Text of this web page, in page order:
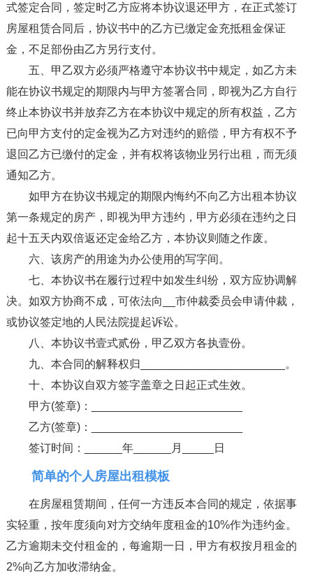
式签定合同，签定时乙方应将本协议退还甲方，在正式签订
房屋租赁合同后，协议书中的乙方已缴定金充抵租金保证
金，不足部份由乙方另行支付。
五、甲乙双方必须严格遵守本协议书中规定，如乙方未
能在协议书规定的期限内与甲方签署合同，即视为乙方自行
终止本协议书并放弃乙方在本协议中规定的所有权益，乙方
已向甲方支付的定金视为乙方对违约的赔偿，甲方有权不予
退回乙方已缴付的定金，并有权将该物业另行出租，而无须
通知乙方。
如甲方在协议书规定的期限内悔约不向乙方出租本协议
第一条规定的房产，即视为甲方违约，甲方必须在违约之日
起十五天内双倍返还定金给乙方，本协议则随之作废。
六、该房产的用途为办公使用的写字间。
七、本协议书在履行过程中如发生纠纷，双方应协调解
决。如双方协商不成，可依法向__市仲裁委员会申请仲裁，
或协议签定地的人民法院提起诉讼。
八、本协议书壹式贰份，甲乙双方各执壹份。
九、本合同的解释权归_______________________。
十、本协议自双方签字盖章之日起正式生效。
甲方(签章)：________________________
乙方(签章)：________________________
签订时间：______年______月_____日
简单的个人房屋出租模板
在房屋租赁期间，任何一方违反本合同的规定，依据事
实轻重，按年度须向对方交纳年度租金的10%作为违约金。
乙方逾期未交付租金的，每逾期一日，甲方有权按月租金的
2%向乙方加收滞纳金。